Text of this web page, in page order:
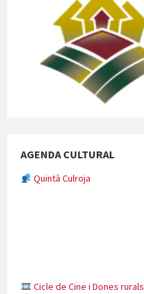
AGENDA CULTURAL
Quintà Culroja
Cicle de Cine i Dones rurals